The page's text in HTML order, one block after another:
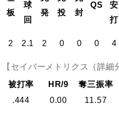
板
球
回
発
投
封
QS
安
打
2 2.1 2 0 0 0 4
【セイバーメトリクス（詳細
被打率
HR/9 奪三振率
.444
0.00 11.57